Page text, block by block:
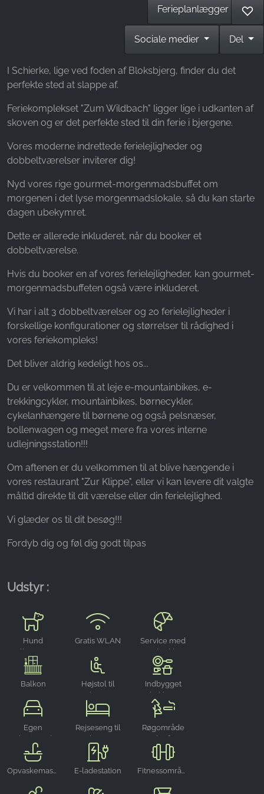
Ferieplanlægger ♡
Del
Sociale medier
I Schierke, lige ved foden af Bloksbjerg, finder du det
perfekte sted at slappe af.
Feriekomplekset "Zum Wildbach" ligger lige i udkanten af
skoven og er det perfekte sted til din ferie i bjergene.
Vores moderne indrettede ferielejligheder og
dobbeltværelser inviterer dig!
Nyd vores rige gourmet-morgenmadsbuffet om
morgenen i det lyse morgenmadslokale, så du kan starte
dagen ubekymret.
Dette er allerede inkluderet, når du booker et
dobbeltværelse.
Hvis du booker en af vores ferielejligheder, kan gourmet-
morgenmadsbuffeten også være inkluderet.
Vi har i alt 3 dobbeltværelser og 20 ferielejligheder i
forskellige konfigurationer og størrelser til rådighed i
vores feriekompleks!
Det bliver aldrig kedeligt hos os...
Du er velkommen til at leje e-mountainbikes, e-
trekkingcykler, mountainbikes, børnecykler,
cykelanhængere til børnene og også pelsnæser,
bollenwagen og meget mere fra vores interne
udlejningsstation!!!
Om aftenen er du velkommen til at blive hængende i
vores restaurant "Zur Klippe", eller vi kan levere dit valgte
måltid direkte til dit værelse eller din ferielejlighed.
Vi glæder os til dit besøg!!!
Fordyb dig og føl dig godt tilpas
Udstyr :
Hund
velkommen
Gratis WLAN
Service med
rundstykker
Balkon
Højstol til
børn
Indbygget
køkken
Egen
Rejseseng til
børn
Røgområde
udenfor
Opvaskemaskine E-ladestation Fitnessområde
Facebook Ireland Ltd.
Purpose:
Måling af reklamer og markedsføring
Cookie duration:
3 måneder - 1 år
Statistikcookies indsamler oplysninger anonymt.
Disse oplysninger hjælper os med at forstå,
hvordan vores besøgende bruger vores
hjemmeside.
Name:
_ga, _gid, _gac_gb_
Provider:
Google LLC
Indsamling af statistik om brug af hjemmesiden
Cookie duration:
24 timer - 2 år